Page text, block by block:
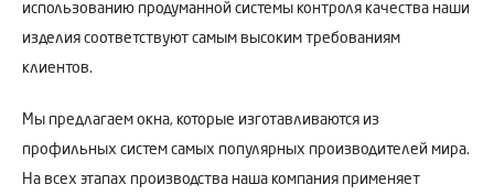
использованию продуманной системы контроля качества наши
изделия соответствуют самым высоким требованиям
клиентов.
Мы предлагаем окна, которые изготавливаются из
профильных систем самых популярных производителей мира.
На всех этапах производства наша компания применяет